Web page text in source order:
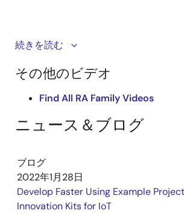
Kickstart IoT and embedded systems
evaluation kits for the RA6 MCU series.
features, a quick start example
useful resources to begin innovating
Renesas RA MCUs.
続きを読む
その他のビデオ
Find All RA Family Videos
ニュース＆ブログ
ブログ
2022年1月28日
Develop Faster Using Example
Innovation Kits for IoT